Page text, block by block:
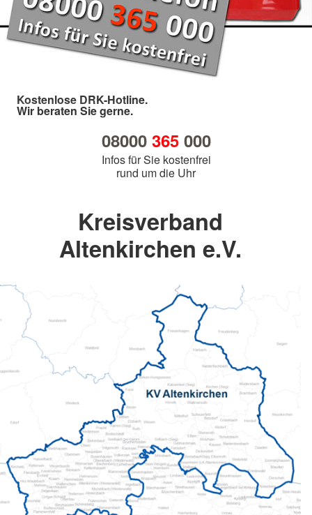
Kostenlose DRK-Hotline.
Wir beraten Sie gerne.
08000 365000
Infos für Sie kostenfrei
rund um die Uhr
Kreisverband
Altenkirchen e.V.